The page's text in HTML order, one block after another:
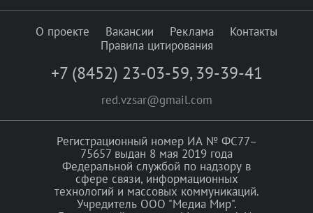
О проекте Вакансии Реклама
Контакты
Правила цитирования
+7 (8452) 23-03-59, 39-39-41
red.vzsar@gmail.com
Регистрационный номер ИА № ФС77–
75657 выдан 8 мая 2019 года
Федеральной службой по надзору в
сфере связи, информационных
технологий и массовых коммуникаций.
Учредитель ООО "Медиа Мир".